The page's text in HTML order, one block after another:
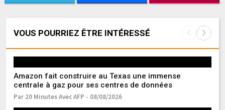
VOUS POURRIEZ ÊTRE INTÉRESSÉ
Amazon fait construire au Texas une immense
centrale à gaz pour ses centres de données
Par 20 Minutes Avec AFP - 08/08/2026